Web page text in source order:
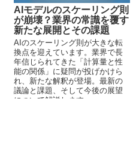
AIモデルのスケーリング則
が崩壊？業界の常識を覆す
新たな展開とその課題
AIのスケーリング則が大きな転
換点を迎えています。業界で長
年信じられてきた「計算量と性
能の関係」に疑問が投げかけら
れ、新たな解釈が登場。最新の
議論と課題、そして今後の展望
について解説します。